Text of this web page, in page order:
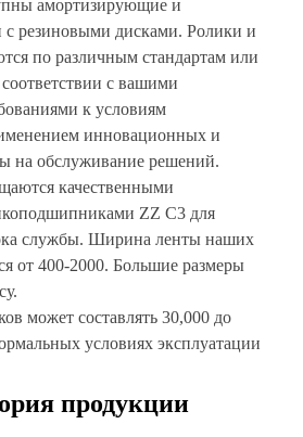
амортизирующие и
с резиновыми дисками. Ролики и
по различным стандартам или
с вашими
к условиям
инновационных и
на обслуживание решений.
качественными
ZZ C3 для
службы. Ширина ленты наших
от 400-2000. Большие размеры
может составлять 30,000 до
условиях эксплуатации
продукции